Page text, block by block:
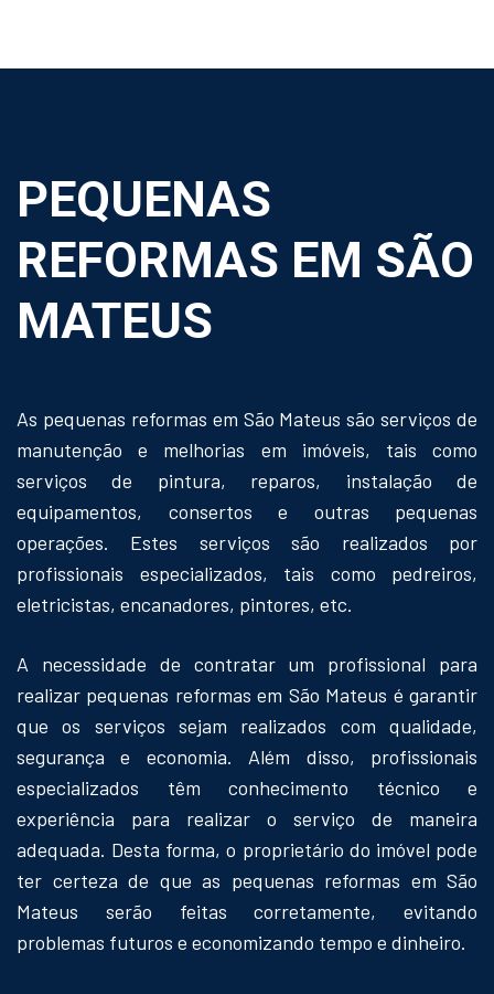
PEQUENAS
REFORMAS EM SÃO
MATEUS
As pequenas reformas em São Mateus são serviços de
manutenção e melhorias em imóveis, tais como
serviços de pintura, reparos, instalação de
equipamentos, consertos e outras pequenas
operações. Estes serviços são realizados por
profissionais especializados, tais como pedreiros,
eletricistas, encanadores, pintores, etc.
A necessidade de contratar um profissional para
realizar pequenas reformas em São Mateus é garantir
que os serviços sejam realizados com qualidade,
segurança e economia. Além disso, profissionais
especializados têm conhecimento técnico e
experiência para realizar o serviço de maneira
adequada. Desta forma, o proprietário do imóvel pode
ter certeza de que as pequenas reformas em São
Mateus serão feitas corretamente, evitando
problemas futuros e economizando tempo e dinheiro.